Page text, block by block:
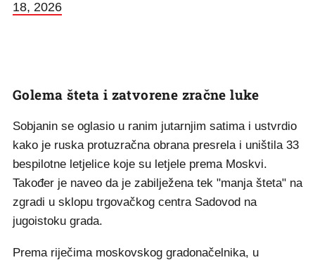
18, 2026
Golema šteta i zatvorene zračne luke
Sobjanin se oglasio u ranim jutarnjim satima i ustvrdio
kako je ruska protuzračna obrana presrela i uništila 33
bespilotne letjelice koje su letjele prema Moskvi.
Također je naveo da je zabilježena tek "manja šteta" na
zgradi u sklopu trgovačkog centra Sadovod na
jugoistoku grada.
Prema riječima moskovskog gradonačelnika, u